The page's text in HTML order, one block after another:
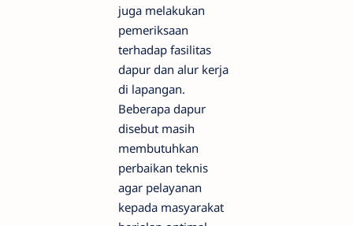
juga melakukan
pemeriksaan
terhadap fasilitas
dapur dan alur kerja
di lapangan.
Beberapa dapur
disebut masih
membutuhkan
perbaikan teknis
agar pelayanan
kepada masyarakat